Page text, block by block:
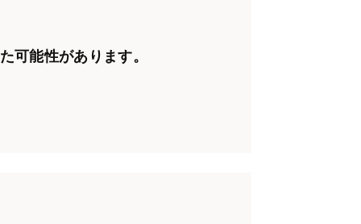
可能性があります。